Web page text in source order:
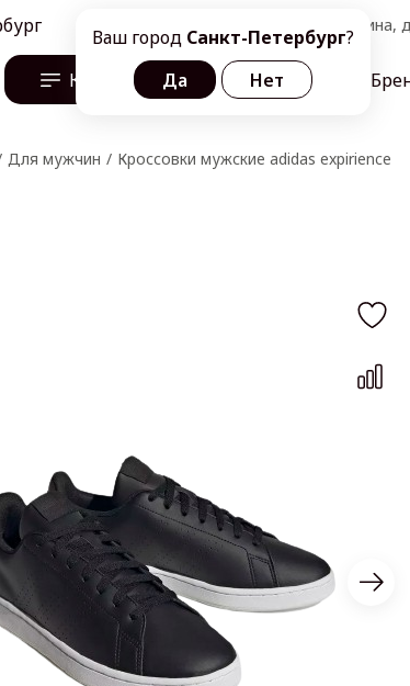
Ваш город Санкт-Петербург?
Да
Нет
100100, г. Санкт-Петербург, ул.
Каталог О нас Услуги
Для мужчин Кроссовки мужские adidas expirience